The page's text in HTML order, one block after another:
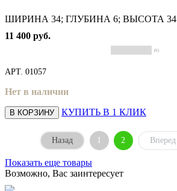
ШИРИНА 34; ГЛУБИНА 6; ВЫСОТА 34
11 400 руб.
(0)
АРТ. 01057
Нет в наличии
В КОРЗИНУ КУПИТЬ В 1 КЛИК
Назад 1 2 Вперед
Показать еще товары
Возможно, Вас заинтересует